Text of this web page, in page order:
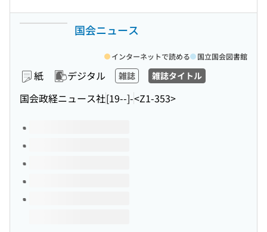
国会ニュース
紙 デジタル 雑誌 雑誌タイトル
国会政経ニュース社[19--]-<Z1-353>
インターネットで読める 国立国会図書館
このタイトルの巻号